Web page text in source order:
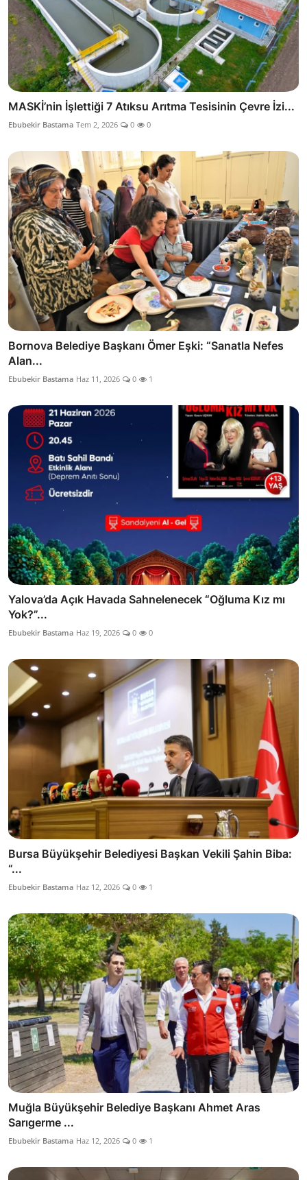
MASKİ’nin İşlettiği 7 Atıksu Arıtma Tesisinin Çevre İzi...
Ebubekir Bastama Tem 2, 2026 0 0
Bornova Belediye Başkanı Ömer Eşki: “Sanatla Nefes
Alan...
Ebubekir Bastama Haz 11, 2026 0 1
Yalova’da Açık Havada Sahnelenecek “Oğluma Kız mı
Yok?”...
Ebubekir Bastama Haz 19, 2026 0 0
Bursa Büyükşehir Belediyesi Başkan Vekili Şahin Biba:
“...
Ebubekir Bastama Haz 12, 2026 0 1
Muğla Büyükşehir Belediye Başkanı Ahmet Aras
Sarıgerme ...
Ebubekir Bastama Haz 12, 2026 0 1